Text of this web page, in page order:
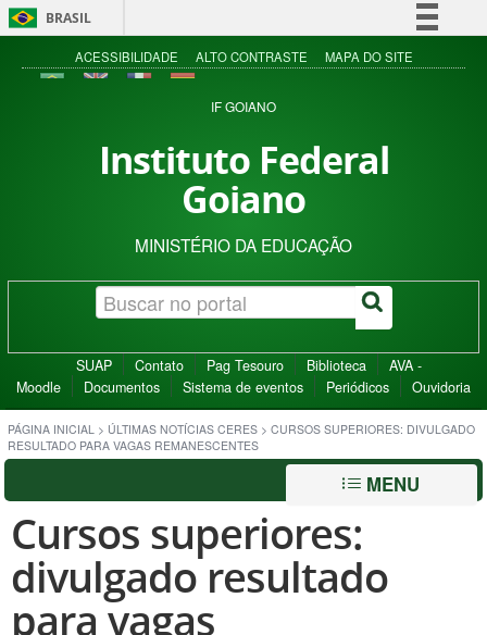
BRASIL
Simplifique!
Acesso à informação
ACESSIBILIDADE ALTO CONTRASTE MAPA DO SITE
IF GOIANO
Instituto Federal
Goiano
MINISTÉRIO DA EDUCAÇÃO
SUAP Contato Pag Tesouro Biblioteca
AVA -
Moodle
Documentos Sistema de eventos Periódicos Ouvidoria
PÁGINA INICIAL > ÚLTIMAS NOTÍCIAS CERES > CURSOS SUPERIORES: DIVULGADO
RESULTADO PARA VAGAS REMANESCENTES
MENU
Cursos superiores:
divulgado resultado
para vagas